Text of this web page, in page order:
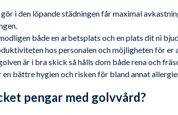
i den löpande städningen får maximal
både en arbetsplats och en plats dit ni
hos personalen och möjligheten för er
är i bra skick så hålls dom både rena och
bättre hygien och risken för bland annat
pengar med golvvård?